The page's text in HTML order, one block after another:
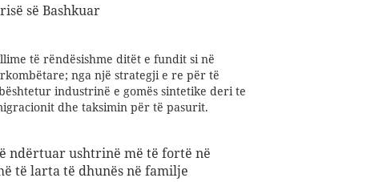
së Bashkuar
të rëndësishme ditët e fundit si në
nga një strategji e re për të
industrinë e gomës sintetike deri te
dhe taksimin për të pasurit.
ndërtuar ushtrinë më të fortë në
të larta të dhunës në familje